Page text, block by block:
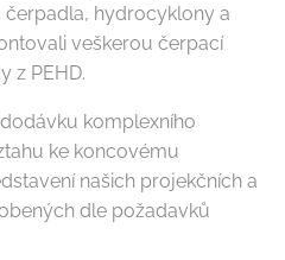
hydrocyklony a
veškerou čerpací
z PEHD.
komplexního
ke koncovému
našich projekčních a
dle požadavků